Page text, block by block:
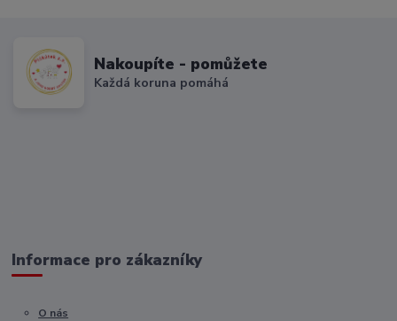
Nakoupíte - pomůžete
Každá koruna pomáhá
Informace pro zákazníky
O nás